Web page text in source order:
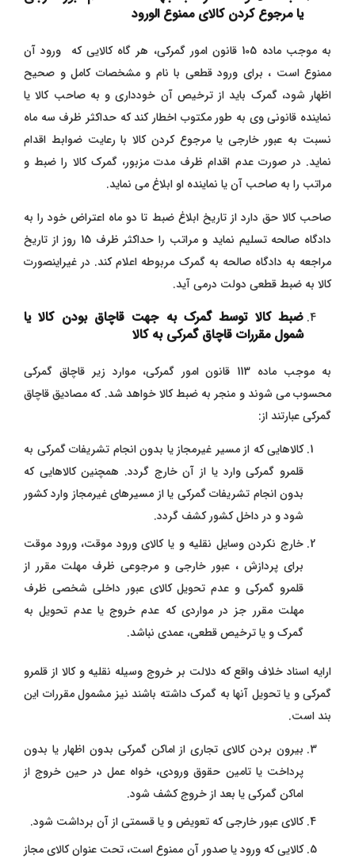
یا مرجوع کردن کالای ممنوع الورود
به موجب ماده 105 قانون امور گمرکی، هر گاه کالایی که ورود آن
ممنوع است ، برای ورود قطعی با نام و مشخصات کامل و صحیح
اظهار شود، گمرک باید از ترخیص آن خودداری و به صاحب کالا یا
نماینده قانونی وی به طور مکتوب اخطار کند که حداکثر ظرف سه ماه
نسبت به عبور خارجی یا مرجوع کردن کالا با رعایت ضوابط اقدام
نماید. در صورت عدم اقدام ظرف مدت مزبور، گمرک کالا را ضبط و
مراتب را به صاحب آن یا نماینده او ابلاغ می نماید.
صاحب کالا حق دارد از تاریخ ابلاغ ضبط تا دو ماه اعتراض خود را به
دادگاه صالحه تسلیم نماید و مراتب را حداکثر ظرف 15 روز از تاریخ
مراجعه به دادگاه صالحه به گمرک مربوطه اعلام کند. در غیراینصورت
کالا به ضبط قطعی دولت درمی آید.
ضبط کالا توسط گمرک به جهت قاچاق بودن کالا یا
شمول مقررات قاچاق گمرکی به کالا
به موجب ماده 113 قانون امور گمرکی، موارد زیر قاچاق گمرکی
محسوب می شوند و منجر به ضبط کالا خواهد شد. که مصادیق قاچاق
گمرکی عبارتند از:
کالاهایی که از مسیر غیرمجاز یا بدون انجام تشریفات گمرکی به
قلمرو گمرکی وارد یا از آن خارج گردد. همچنین کالاهایی که
بدون انجام تشریفات گمرکی یا از مسیرهای غیرمجاز وارد کشور
شود و در داخل کشور کشف گردد.
خارج نکردن وسایل نقلیه و یا کالای ورود موقت، ورود موقت
برای پردازش ، عبور خارجی و مرجوعی ظرف مهلت مقرر از
قلمرو گمرکی و عدم تحویل کالای عبور داخلی شخصی ظرف
مهلت مقرر جز در مواردی که عدم خروج یا عدم تحویل به
گمرک و یا ترخیص قطعی، عمدی نباشد.
ارایه اسناد خلاف واقع که دلالت بر خروج وسیله نقلیه و کالا از قلمرو
گمرکی و یا تحویل آنها به گمرک داشته باشند نیز مشمول مقررات این
بند است.
بیرون بردن کالای تجاری از اماکن گمرکی بدون اظهار یا بدون
پرداخت یا تامین حقوق ورودی، خواه عمل در حین خروج از
اماکن گمرکی یا بعد از خروج کشف شود.
کالای عبور خارجی که تعویض و یا قسمتی از آن برداشت شود.
کالایی که ورود یا صدور آن ممنوع است، تحت عنوان کالای مجاز